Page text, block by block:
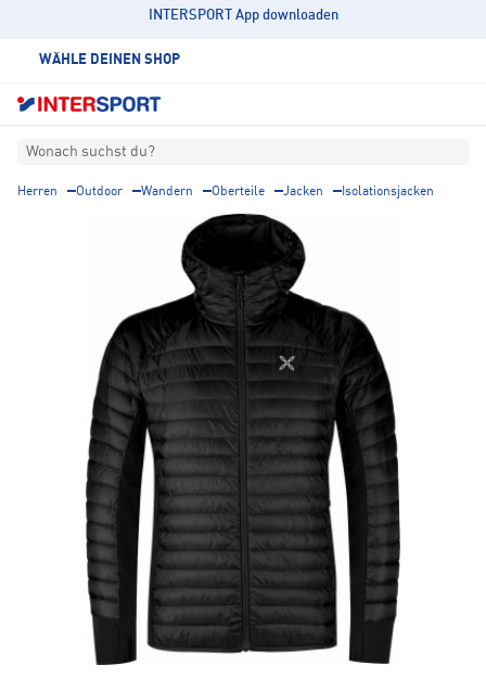
INTERSPORT App downloaden
WÄHLE DEINEN SHOP
Wonach suchst du?
Herren Outdoor Wandern Oberteile Jacken Isolationsjacken